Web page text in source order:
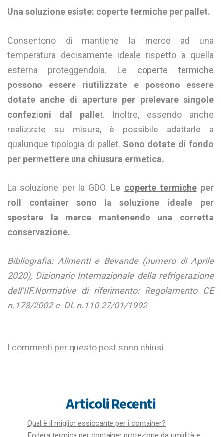
Una soluzione esiste: coperte termiche per pallet.
Consentono di mantiene la merce ad una
temperatura decisamente ideale rispetto a quella
esterna proteggendola. Le coperte termiche
possono essere riutilizzate e possono essere
dotate anche di aperture per prelevare singole
confezioni dal pallet. Inoltre, essendo anche
realizzate su misura, è possibile adattarle a
qualunque tipologia di pallet. Sono dotate di fondo
per permettere una chiusura ermetica.
La soluzione per la GDO. Le coperte termicheper
roll container sono la soluzione ideale per
spostare la merce mantenendo una corretta
conservazione.
Bibliografia: Alimenti e Bevande (numero di Aprile
2020), Dizionario Internazionale della refrigerazione
dell’IIF.Normative di riferimento: Regolamento CE
n.178/2002 e DL n.110 27/01/1992
I commenti per questo post sono chiusi.
Articoli Recenti
Qual è il miglior essiccante per i container?
Fodera termica per container protezione da umidità e